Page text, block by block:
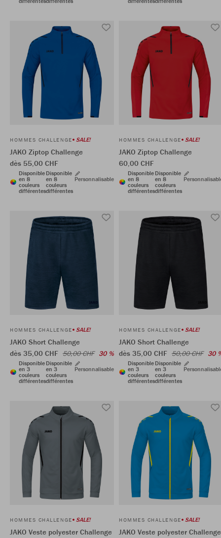
HOMMES CHALLENGE SALE!
JAKO Ziptop Challenge
dès 55,00 CHF
Disponible
en 8
couleurs
différentes
Disponible
en 8
couleurs
différentes
Personnalisable
HOMMES CHALLENGE SALE!
JAKO Ziptop Challenge
60,00 CHF
Disponible
en 8
couleurs
différentes
Disponible
en 8
couleurs
différentes
HOMMES CHALLENGE SALE!
JAKO Short Challenge
dès 35,00 CHF 50,00 CHF 30 %
Disponible
en 3
couleurs
différentes
Disponible
en 3
couleurs
différentes
Personnalisable
HOMMES CHALLENGE SALE!
JAKO Short Challenge
dès 35,00 CHF 50,00 CHF 30
Disponible
en 3
couleurs
différentes
Disponible
en 3
couleurs
différentes
HOMMES CHALLENGE SALE!
JAKO Veste polyester Challenge
HOMMES CHALLENGE SALE!
JAKO Veste polyester Challenge